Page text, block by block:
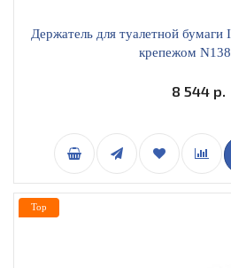
Держатель для туалетной бумаги
крепежом
8 544 р.
Top